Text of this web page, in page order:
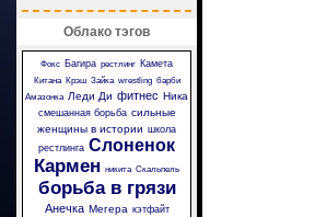
Облако тэгов
Фокс Багира рестлинг Камета
Китана Крэш Зайка wrestling барби
Амазонка Леди Ди фитнес Ника
смешанная борьба сильные
женщины в истории школа
рестлинга Слоненок
Кармен никита Скальпель
борьба в грязи
Анечка Мегера кэтфайт